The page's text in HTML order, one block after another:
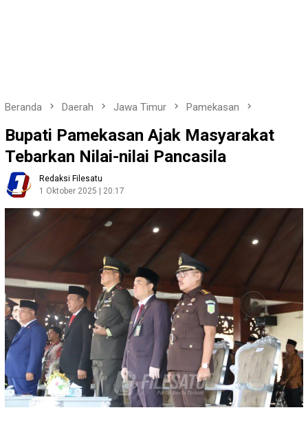
Beranda Daerah Jawa Timur Pamekasan
Bupati Pamekasan Ajak Masyarakat
Tebarkan Nilai-nilai Pancasila
Redaksi Filesatu
1 Oktober 2025 | 20:17